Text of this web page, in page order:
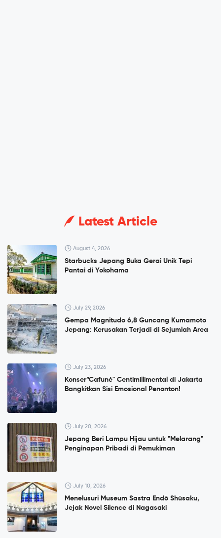
Latest Article
August 4, 2026
Starbucks Jepang Buka Gerai Unik Tepi
Pantai di Yokohama
July 29, 2026
Gempa Magnitudo 6,8 Guncang Kumamoto
Jepang: Kerusakan Terjadi di Sejumlah Area
July 23, 2026
Konser”Cafuné" Centimillimental di Jakarta
Bangkitkan Sisi Emosional Penonton!
July 20, 2026
Jepang Beri Lampu Hijau untuk "Melarang"
Penginapan Pribadi di Pemukiman
July 10, 2026
Menelusuri Museum Sastra Endō Shūsaku,
Jejak Novel Silence di Nagasaki